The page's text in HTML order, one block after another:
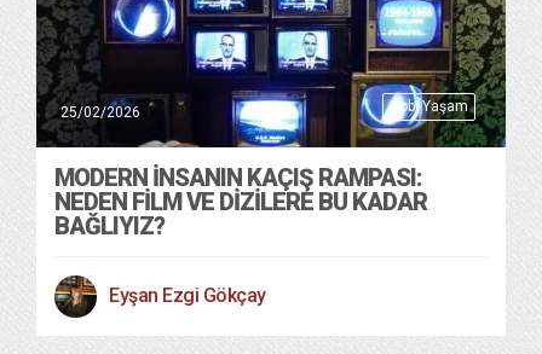
Hobi Yaşam
25/02/2026
MODERN İNSANIN KAÇIŞ RAMPASI:
NEDEN FİLM VE DİZİLERE BU KADAR
BAĞLIYIZ?
Eyşan Ezgi Gökçay